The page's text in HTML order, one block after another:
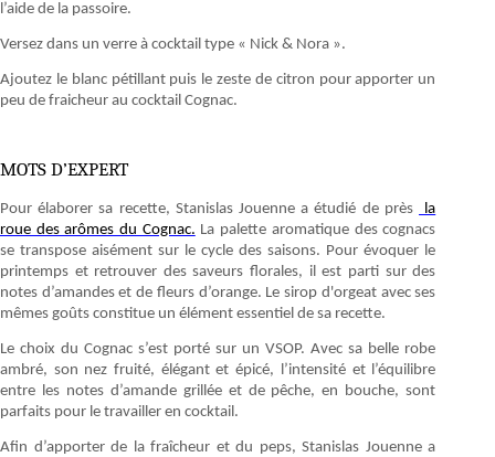
l’aide de la passoire.
Versez dans un verre à cocktail type « Nick & Nora ».
Ajoutez le blanc pétillant puis le zeste de citron pour apporter un
peu de fraicheur au cocktail Cognac.
MOTS D’EXPERT
Pour élaborer sa recette, Stanislas Jouenne a étudié de près
la
roue des arômes du Cognac. La palette aromatique des cognacs
se transpose aisément sur le cycle des saisons. Pour évoquer le
printemps et retrouver des saveurs florales, il est parti sur des
notes d’amandes et de fleurs d’orange. Le sirop d'orgeat avec ses
mêmes goûts constitue un élément essentiel de sa recette.
Le choix du Cognac s’est porté sur un VSOP. Avec sa belle robe
ambré, son nez fruité, élégant et épicé, l’intensité et l’équilibre
entre les notes d’amande grillée et de pêche, en bouche, sont
parfaits pour le travailler en cocktail.
Afin d’apporter de la fraîcheur et du peps, Stanislas Jouenne a